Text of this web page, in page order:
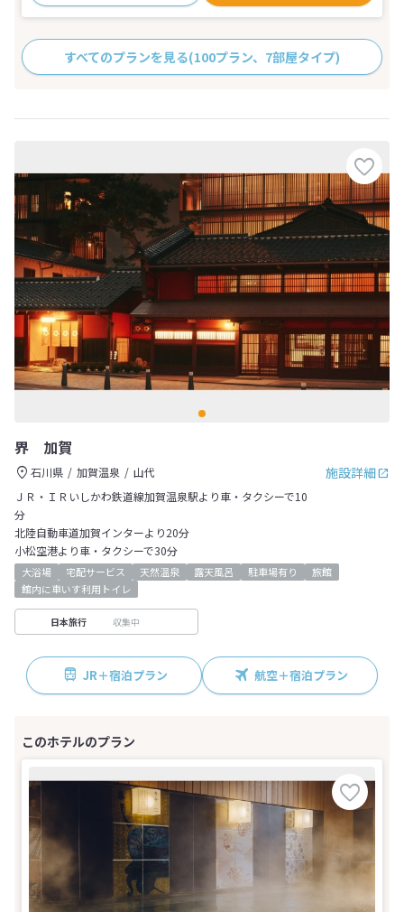
すべてのプランを見る(100プラン、7部屋タイプ)
界 加賀
施設詳細
石川県 加賀温泉
山代
ＪＲ・ＩＲいしかわ鉄道線加賀温泉駅より車・タクシーで10
分
北陸自動車道加賀インターより20分
小松空港より車・タクシーで30分
大浴場 宅配サービス 天然温泉 露天風呂 駐車場有り
旅館
館内に車いす利用トイレ
日本旅行 収集中
JR＋宿泊プラン 航空＋宿泊プラン